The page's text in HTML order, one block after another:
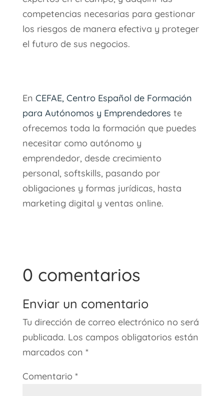
competencias necesarias para gestionar
los riesgos de manera efectiva y proteger
el futuro de sus negocios.
En CEFAE, Centro Español de Formación
para Autónomos y Emprendedores te
ofrecemos toda la formación que puedes
necesitar como autónomo y
emprendedor, desde crecimiento
personal, softskills, pasando por
obligaciones y formas jurídicas, hasta
marketing digital y ventas online.
0 comentarios
Enviar un comentario
Tu dirección de correo electrónico no será
publicada. Los campos obligatorios están
marcados con *
Comentario *